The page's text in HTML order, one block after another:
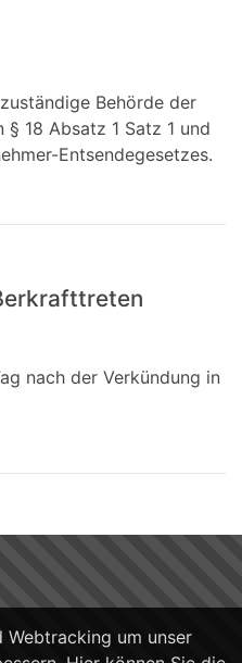
Behörde der
18 Absatz 1 Satz 1 und
Entsendegesetzes.
nach der Verkündung in
um unser